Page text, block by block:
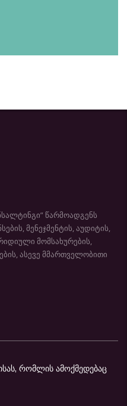
წარმოადგენს
მენეჯმენტის, აუდიტის,
მომსახურების,
ასევე მმართველობითი
რომლის ამოქმედებაც